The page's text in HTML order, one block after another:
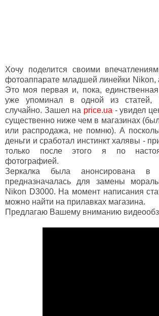
Хочу поделится своими
фотоаппарате младшей линейки Nikon,
Это моя первая и, пока,
уже упоминал в одной из статей,
случайно. Зашел на price.ua - увидел
существенно ниже чем в магазинах
или распродажа, не помню). А
деньги и сработал инстинкт халявы -
только после этого я по
фотографией.
Зеркалка была анонсирована
предназначалась для замены
Nikon D3000. На момент написания
можно найти на прилавках магазина.
Предлагаю Вашему вниманию